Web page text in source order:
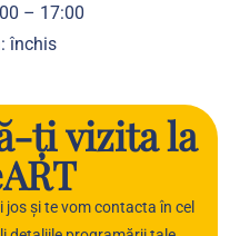
– 17:00
închis
ți vizita la
și te vom contacta în cel